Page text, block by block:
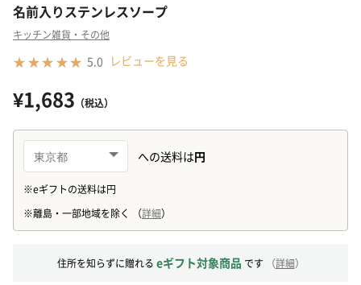
名前入りステンレスソープ
キッチン雑貨・その他
5.0 レビューを見る
¥1,683 （税込）
住所を知らずに贈れる eギフト対象商品 です （詳細）